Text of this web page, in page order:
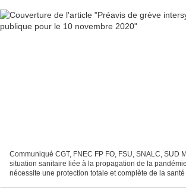
Communiqué CGT, FNEC FP FO, FSU, SNALC, SUD
situation sanitaire liée à la propagation de la
nécessite une protection totale et complète de la